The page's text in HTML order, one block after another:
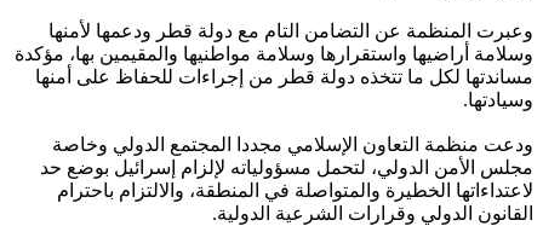
وعبرت المنظمة عن التضامن التام مع دولة قطر ودعمها لأمنها
وسلامة أراضيها واستقرارها وسلامة مواطنيها والمقيمين بها، مؤكدة
مساندتها لكل ما تتخذه دولة قطر من إجراءات للحفاظ على أمنها
وسيادتها.
ودعت منظمة التعاون الإسلامي مجددا المجتمع الدولي وخاصة
مجلس الأمن الدولي، لتحمل مسؤولياته لإلزام إسرائيل بوضع حد
لاعتداءاتها الخطيرة والمتواصلة في المنطقة، والالتزام باحترام
القانون الدولي وقرارات الشرعية الدولية.